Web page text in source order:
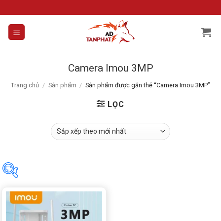
to
content
Camera Imou 3MP
Trang chủ / Sản phẩm / Sản phẩm được gắn thẻ “Camera Imou 3MP”
LỌC
Danh mục sản phẩm
Chưa phân loại